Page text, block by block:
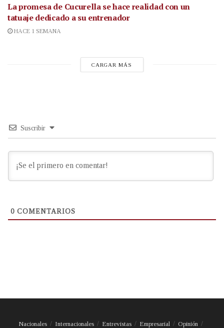
La promesa de Cucurella se hace realidad con un
tatuaje dedicado a su entrenador
HACE 1 SEMANA
CARGAR MÁS
Suscribir
0 COMENTARIOS
Nacionales Internacionales Entrevistas Empresarial Opinión